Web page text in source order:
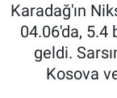
Karadağ'ın
04.06'da, 5.4
geldi.
Kosova